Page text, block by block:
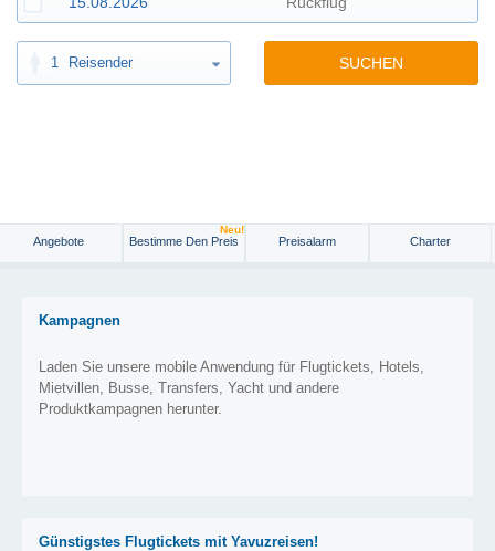
1 Reisender SUCHEN
Angebote Bestimme Den Preis
Neu!
Preisalarm Charter
Kampagnen
Laden Sie unsere mobile Anwendung für Flugtickets, Hotels,
Mietvillen, Busse, Transfers, Yacht und andere
Produktkampagnen herunter.
Günstigstes Flugtickets mit Yavuzreisen!